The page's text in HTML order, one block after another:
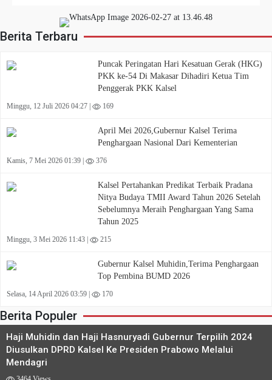
Berita Terbaru
Puncak Peringatan Hari Kesatuan Gerak (HKG)
PKK ke-54 Di Makasar Dihadiri Ketua Tim
Penggerak PKK Kalsel
Minggu, 12 Juli 2026 04:27 | 169
April Mei 2026,Gubernur Kalsel Terima
Penghargaan Nasional Dari Kementerian
Kamis, 7 Mei 2026 01:39 | 376
Kalsel Pertahankan Predikat Terbaik Pradana
Nitya Budaya TMII Award Tahun 2026 Setelah
Sebelumnya Meraih Penghargaan Yang Sama
Tahun 2025
Minggu, 3 Mei 2026 11:43 | 215
Gubernur Kalsel Muhidin,Terima Penghargaan
Top Pembina BUMD 2026
Selasa, 14 April 2026 03:59 | 170
Berita Populer
Haji Muhidin dan Haji Hasnuryadi Gubernur Terpilih 2024
Diusulkan DPRD Kalsel Ke Presiden Prabowo Melalui
Mendagri